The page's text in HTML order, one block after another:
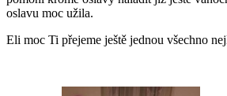
oslavu moc užila.
Eli moc Ti přejeme ještě jednou všechno